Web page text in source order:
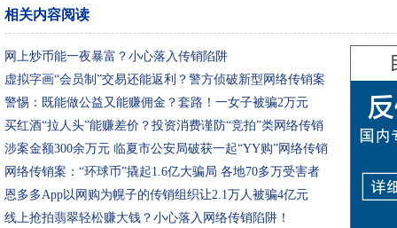
相关内容阅读
网上炒币能一夜暴富？小心落入传销陷阱
虚拟字画“会员制”交易还能返利？警方侦破新型网络传销案
警惕：既能做公益又能赚佣金？套路！一女子被骗2万元
买红酒“拉人头”能赚差价？投资消费谨防“竞拍”类网络传销
陷阱
涉案金额300余万元 临夏市公安局破获一起“YY购”网络传销
案
网络传销案：“环球币”撬起1.6亿大骗局 各地70多万受害者
恩多多App以网购为幌子的传销组织让2.1万人被骗4亿元
线上抢拍翡翠轻松赚大钱？小心落入网络传销陷阱！